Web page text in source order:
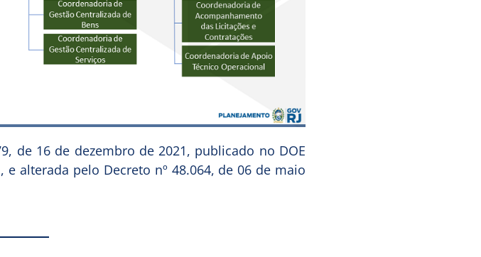
de 16 de dezembro de 2021, publicado no DOE
, e alterada pelo Decreto nº 48.064, de 06 de maio